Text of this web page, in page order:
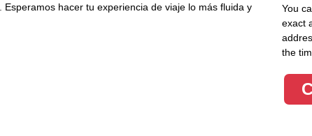
. Esperamos hacer tu experiencia de viaje lo más fluida y
You
exact
the